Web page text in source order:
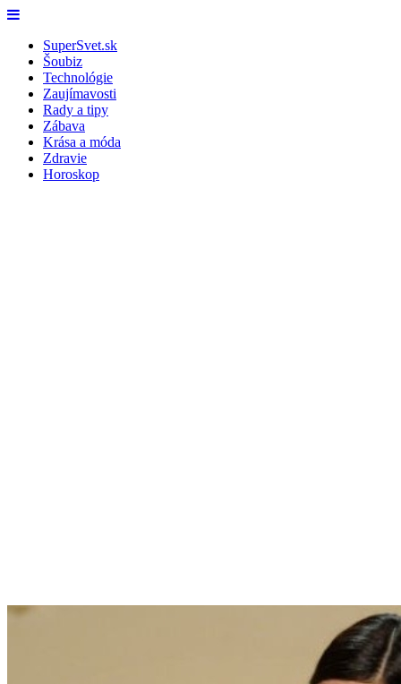
Skip
content
Menu
SuperSvet.sk
Šoubiz
Technológie
Zaujímavosti
Rady a tipy
Zábava
Krása a móda
Zdravie
Horoskop